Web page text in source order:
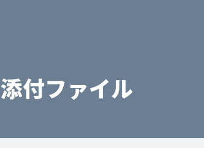
添付ファイル